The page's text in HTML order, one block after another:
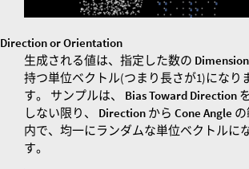
Direction or Orientation
生成される値は、指定した数の
持つ単位ベクトル(つまり長さが1)になり
す。 サンプルは、 Bias Toward Direction
しない限り、 Direction から Cone Angle
内で、均一にランダムな単位ベクトルに
す。